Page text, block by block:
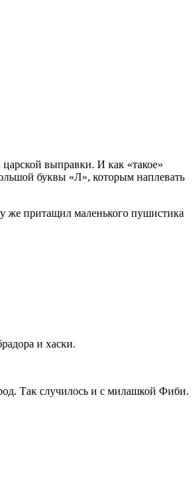
выправки. И как «такое»
буквы «Л», которым наплевать
же притащил маленького пушистика
и хаски.
Так случилось и с милашкой Фиби.